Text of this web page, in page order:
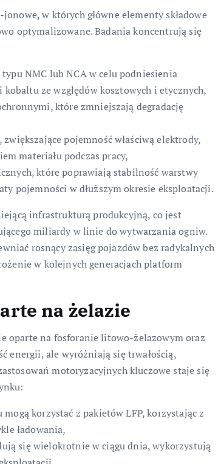
w których główne elementy składowe
optymalizowane. Badania koncentrują się
NMC lub NCA w celu podniesienia
ze względów kosztowych i etycznych,
które zmniejszają degradację
pojemność właściwą elektrody,
materiału podczas pracy,
które poprawiają stabilność warstwy
pojemności w dłuższym okresie eksploatacji.
infrastrukturą produkcyjną, co jest
miliardy w linie do wytwarzania ogniw.
rosnący zasięg pojazdów bez radykalnych
w kolejnych generacjach platform
na żelazie
oparte na fosforanie litowo-żelazowym oraz
energii, ale wyróżniają się trwałością,
motoryzacyjnych kluczowe staje się
korzystać z pakietów LFP, korzystając z
ładowania,
się wielokrotnie w ciągu dnia, wykorzystują